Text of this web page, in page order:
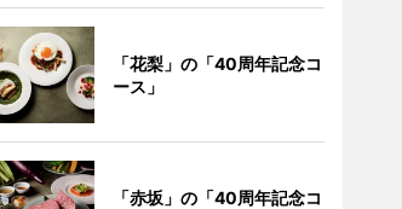
「花梨」の「40周年記念コ
ース」
「赤坂」の「40周年記念コ